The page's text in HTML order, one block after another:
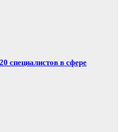
специалистов в сфере